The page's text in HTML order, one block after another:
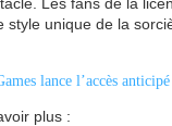
style unique de la
lance l’accès
plus :